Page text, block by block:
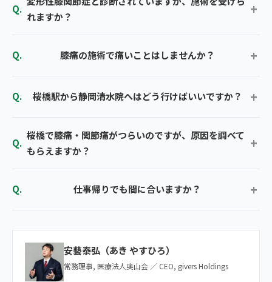
れますか？
膝痛の施術で痛いことはしませんか？
桜橋駅から静岡清水院へはどう行けばいいですか？
桜橋で膝痛・関節痛がつらいのですが、原因を調べて
もらえますか？
仕事帰りでも間に合いますか？
安藝泰弘（あき やすひろ）
常務理事, 医療法人奥山会 ／ CEO, givers Holdings